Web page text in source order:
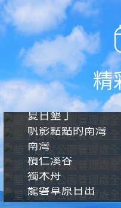
精
夏日墾丁
帆影點點的南灣
南灣
欖仁溪谷
獨木舟
龍磐草原日出